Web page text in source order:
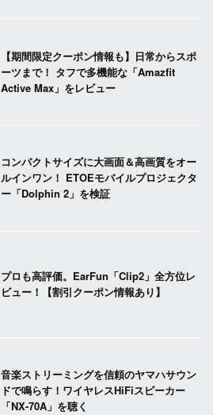
【期間限定クーポン情報も】日常からスポ
ーツまで！ タフで多機能な「Amazfit
Active Max」をレビュー
コンパクトサイズに大画面＆高画質をオー
ルインワン！ ETOEモバイルプロジェクタ
ー「Dolphin 2」を検証
プロも高評価。EarFun「Clip2」全方位レ
ビュー！【割引クーポン情報あり】
音楽ストリーミングを信頼のヤマハサウン
ドで鳴らす！ワイヤレスHiFiスピーカー
「NX-70A」を聴く